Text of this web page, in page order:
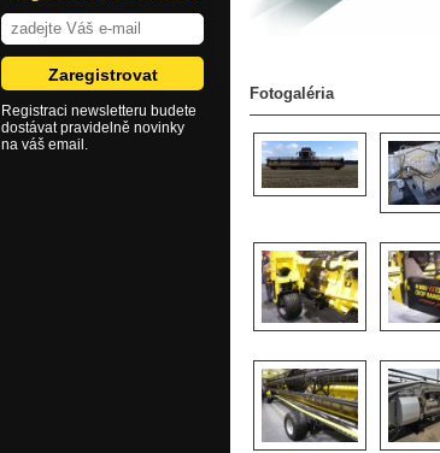
Fotogaléria
Registraci newsletteru budete
dostávat pravidelně novinky
na váš email.